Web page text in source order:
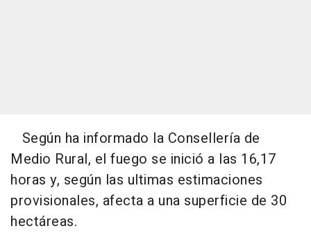
Según ha informado la Consellería de
Medio Rural, el fuego se inició a las 16,17
horas y, según las ultimas estimaciones
provisionales, afecta a una superficie de 30
hectáreas.